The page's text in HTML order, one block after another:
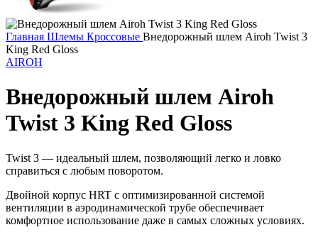
Главная Шлемы Кроссовые Внедорожный шлем Airoh Twist 3
King Red Gloss
AIROH
Внедорожный шлем Airoh
Twist 3 King Red Gloss
Twist 3 — идеальный шлем, позволяющий легко и ловко
справиться с любым поворотом.
Двойной корпус HRT с оптимизированной системой
вентиляции в аэродинамической трубе обеспечивает
комфортное использование даже в самых сложных условиях.